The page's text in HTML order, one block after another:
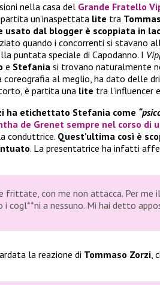
nella casa del Grande Fratello
un’inaspettata lite tra
usato dal blogger è scoppiata in
quando i concorrenti si stavano
puntata speciale di Capodanno. I
e Stefania si trovano naturalmente
coreografia al meglio, ha dato delle
è partita una lite tra l’influencer
ha etichettato Stefania come
de Grenet sempre nel corso di
conduttrice. Quest’ultima così è
. La presentatrice ha infatti
frittate, con me non attacca. Per
i cogl**ni a nessuno. Mi hai detto
la reazione di Tommaso Zorzi,